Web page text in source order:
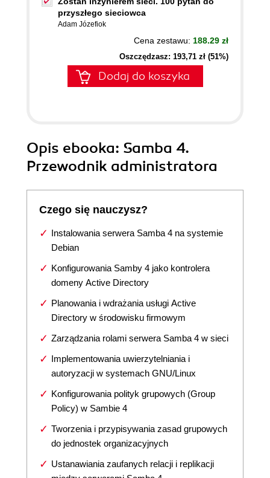
przyszłego sieciowca
Adam Józefiok
Cena zestawu: 188.29 zł
Oszczędzasz: 193,71 zł (51%)
Dodaj do koszyka
Opis ebooka: Samba 4.
Przewodnik administratora
Czego się nauczysz?
Instalowania serwera Samba 4 na systemie
Debian
Konfigurowania Samby 4 jako kontrolera
domeny Active Directory
Planowania i wdrażania usługi Active
Directory w środowisku firmowym
Zarządzania rolami serwera Samba 4 w sieci
Implementowania uwierzytelniania i
autoryzacji w systemach GNU/Linux
Konfigurowania polityk grupowych (Group
Policy) w Sambie 4
Tworzenia i przypisywania zasad grupowych
do jednostek organizacyjnych
Ustanawiania zaufanych relacji i replikacji